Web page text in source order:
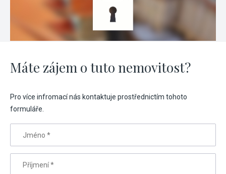
Máte zájem o tuto nemovitost?
Pro více infromací nás kontaktuje prostřednictím tohoto
formuláře.